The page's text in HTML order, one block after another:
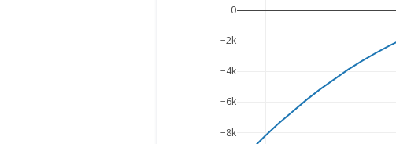
−8k
−6k
−4k
−2k
0